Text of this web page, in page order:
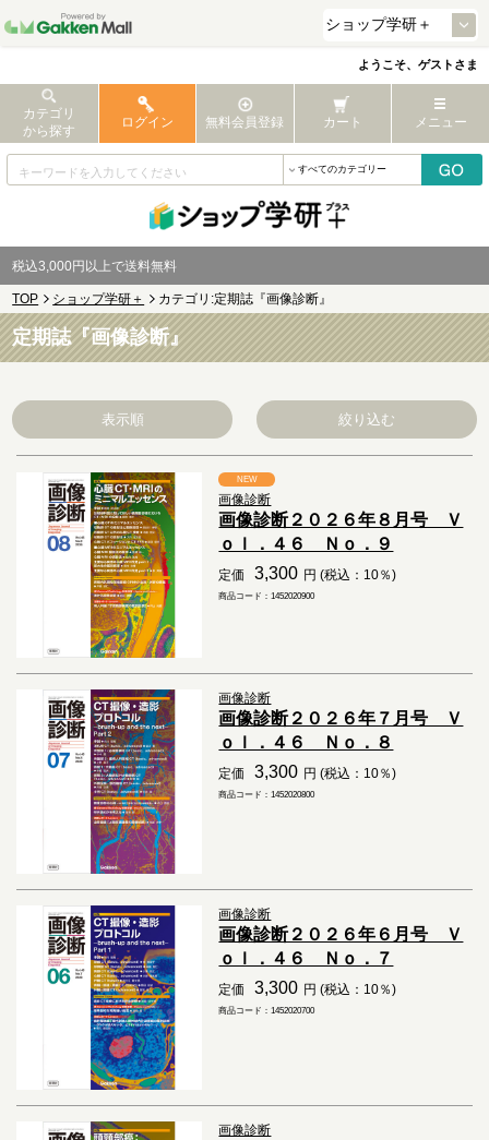
ようこそ、ゲストさま
カテゴリ
から探す
ログイン 無料会員登録 カート メニュー
税込3,000円以上で送料無料
TOP ショップ学研＋ カテゴリ:定期誌『画像診断』
定期誌『画像診断』
表示順 絞り込む
NEW
画像診断
画像診断２０２６年８月号 Ｖ
ｏｌ．４６ Ｎｏ．９
定価 3,300 円 (税込：10％)
商品コード：1452020900
画像診断
画像診断２０２６年７月号 Ｖ
ｏｌ．４６ Ｎｏ．８
定価 3,300 円 (税込：10％)
商品コード：1452020800
画像診断
画像診断２０２６年６月号 Ｖ
ｏｌ．４６ Ｎｏ．７
定価 3,300 円 (税込：10％)
商品コード：1452020700
画像診断